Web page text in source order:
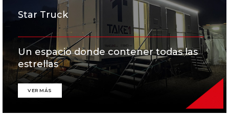
Star Truck
Un espacio donde contener todas las
estrellas
VER MÁS